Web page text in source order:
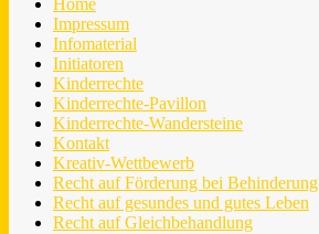
Impressum
Infomaterial
Initiatoren
Kinderrechte
Kinderrechte-Pavillon
Kinderrechte-Wandersteine
Kontakt
Kreativ-Wettbewerb
Recht auf Förderung bei Behinderung
Recht auf gesundes und gutes Leben
Recht auf Gleichbehandlung